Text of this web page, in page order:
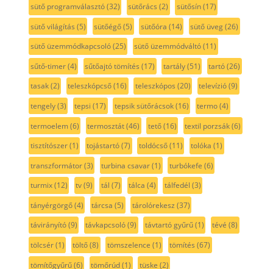
sütő programválasztó(32) sütőrács (2) sütősín(17)
sütő világítás (5) sütőégő(5) sütőóra (14) sütő üveg(26)
sütő üzemmódkapcsoló(25) sütő üzemmódváltó(11)
sűtő-timer(4) sűtőajtó tömítés (17) tartály(51) tartó(26)
tasak(2) teleszkópcső(16) teleszkópos (20) televízió(9)
tengely(3) tepsi (17) tepsik sütőrácsok(16) termo(4)
termoelem(6) termosztát(46) tető(16) textil porzsák(6)
tisztítószer(1) tojástartó(7) toldócső(11) tolóka (1)
transzformátor(3) turbina csavar(1) turbókefe (6)
turmix(12) tv(9) tál (7) tálca (4) tálfedél (3)
tányérgörgő(4) tárcsa (5) tárolórekesz (37)
távirányító(9) távkapcsoló(9) távtartó gyűrű(1) tévé (8)
tölcsér(1) töltő(8) tömszelence (1) tömítés (67)
tömítőgyűrű(6) tömőrúd(1) tüske (2)